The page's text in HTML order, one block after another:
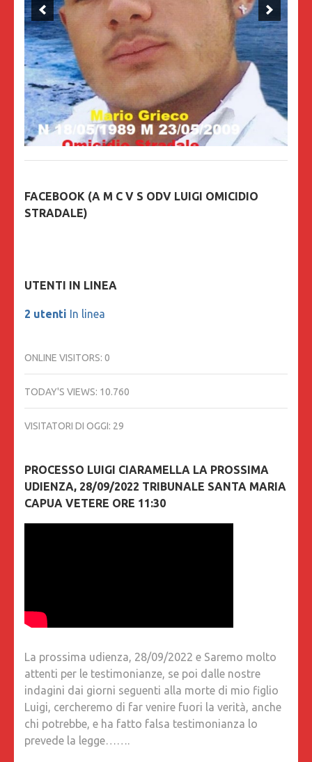
FACEBOOK (A M C V S ODV LUIGI OMICIDIO
STRADALE)
UTENTI IN LINEA
2 utenti In linea
ONLINE VISITORS: 0
TODAY'S VIEWS: 10.760
VISITATORI DI OGGI: 29
PROCESSO LUIGI CIARAMELLA LA PROSSIMA
UDIENZA, 28/09/2022 TRIBUNALE SANTA MARIA
CAPUA VETERE ORE 11:30
La prossima udienza, 28/09/2022 e Saremo molto
attenti per le testimonianze, se poi dalle nostre
indagini dai giorni seguenti alla morte di mio figlio
Luigi, cercheremo di far venire fuori la verità, anche
chi potrebbe, e ha fatto falsa testimonianza lo
prevede la legge…….